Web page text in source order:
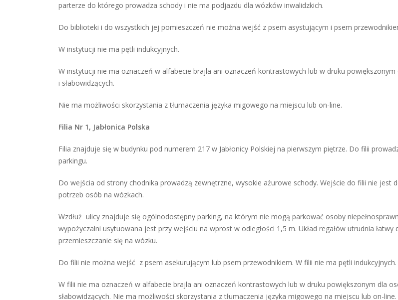
parterze do którego prowadza schody i nie ma podjazdu dla wózków inwalidzkich.
Do biblioteki i do wszystkich jej pomieszczeń nie można wejść z psem asystującym i psem
W instytucji nie ma pętli indukcyjnych.
W instytucji nie ma oznaczeń w alfabecie brajla ani oznaczeń kontrastowych lub w druku
i słabowidzących.
Nie ma możliwości skorzystania z tłumaczenia języka migowego na miejscu lub on-line.
Filia Nr 1, Jabłonica Polska
Filia znajduje się w budynku pod numerem 217 w Jabłonicy Polskiej na pierwszym piętrze. Do filii
parkingu.
Do wejścia od strony chodnika prowadzą zewnętrzne, wysokie ażurowe schody. Wejście do filii nie jest
potrzeb osób na wózkach.
Wzdłuż ulicy znajduje się ogólnodostępny parking, na którym nie mogą parkować osoby
wypożyczalni usytuowana jest przy wejściu na wprost w odległości 1,5 m. Układ regałów utrudnia
przemieszczanie się na wózku.
Do filii nie można wejść z psem asekurującym lub psem przewodnikiem. W filii nie ma pętli indukcyjnych.
W filii nie ma oznaczeń w alfabecie brajla ani oznaczeń kontrastowych lub w druku powiększonym dla
słabowidzących. Nie ma możliwości skorzystania z tłumaczenia języka migowego na miejscu lub on-line.